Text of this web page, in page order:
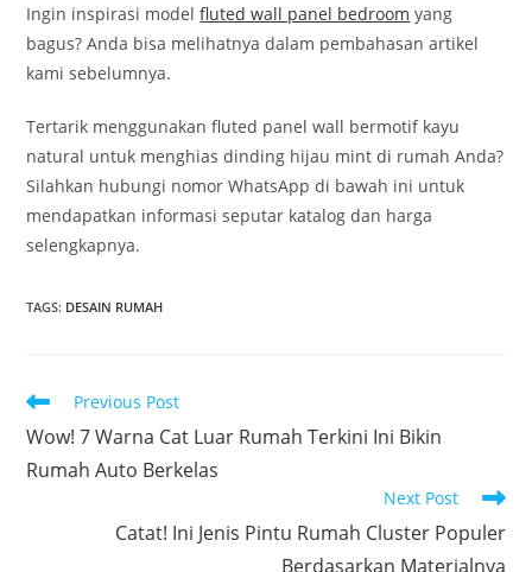
Ingin inspirasi modelfluted wall panel bedroom yang
bagus? Anda bisa melihatnya dalam pembahasan artikel
kami sebelumnya.
Tertarik menggunakan fluted panel wall bermotif kayu
natural untuk menghias dinding hijau mint di rumah Anda?
Silahkan hubungi nomor WhatsApp di bawah ini untuk
mendapatkan informasi seputar katalog dan harga
selengkapnya.
TAGS: DESAIN RUMAH
Read
articles
Previous Post
Wow! 7 Warna Cat Luar Rumah Terkini Ini Bikin
Rumah Auto Berkelas
Next Post
Catat! Ini Jenis Pintu Rumah Cluster Populer
Berdasarkan Materialnya